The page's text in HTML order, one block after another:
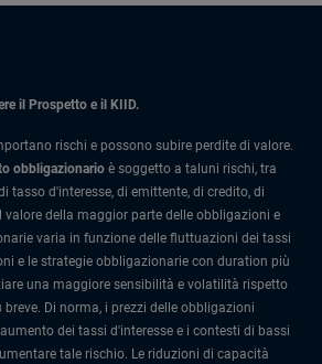
il Prospetto e il KIID.
rischi e possono subire perdite di valore.
obbligazionario è soggetto a taluni rischi, tra
tasso d'interesse, di emittente, di credito, di
della maggior parte delle obbligazioni e
varia in funzione delle fluttuazioni dei tassi
e le strategie obbligazionarie con duration più
una maggiore sensibilità e volatilità rispetto
Di norma, i prezzi delle obbligazioni
dei tassi d'interesse e i contesti di bassi
tale rischio. Le riduzioni di capacità